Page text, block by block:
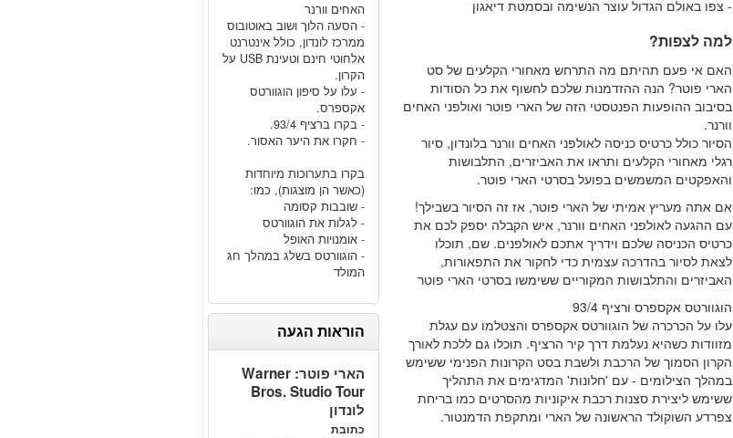
- צפו באולם הגדול עוצר הנשימה ובסמטת דיאגון
למה לצפות?
האם אי פעם תהיתם מה התרחש מאחורי הקלעים של סט
הארי פוטר? הנה ההזדמנות שלכם לחשוף את כל הסודות
בסיבוב ההופעות הפנטסטי הזה של הארי פוטר ואולפני האחים
וורנר.
הסיור כולל כרטיס כניסה לאולפני האחים וורנר בלונדון, סיור
רגלי מאחורי הקלעים ותראו את האביזרים, התלבושות
והאפקטים המשמשים בפועל בסרטי הארי פוטר.
אם אתה מעריץ אמיתי של הארי פוטר, אז זה הסיור בשבילך!
עם ההגעה לאולפני האחים וורנר, איש הקבלה יספק לכם את
כרטיס הכניסה שלכם וידריך אתכם לאולפנים. שם, תוכלו
לצאת לסיור בהדרכה עצמית כדי לחקור את התפאורות,
האביזרים והתלבושות המקוריים ששימשו בסרטי הארי פוטר
הוגוורטס אקספרס ורציף 93/4
עלו על הכרכרה של הוגוורטס אקספרס והצטלמו עם עגלת
מזוודות כשהיא נעלמת דרך קיר הרציף. תוכלו גם ללכת לאורך
הקרון הסמוך של הרכבת ולשבת בסט הקרונות הפנימי ששימש
במהלך הצילומים - עם 'חלונות' המדגימים את התהליך
ששימש ליצירת סצנות רכבת איקוניות מהסרטים כמו בריחת
צפרדע השוקולד הראשונה של הארי ומתקפת הדמנטור.
האחים וורנר
- הסעה הלוך ושוב באוטובוס
ממרכז לונדון, כולל אינטרנט
אלחוטי חינם וטעינת USB על
הקרון.
- עלו על סיפון הוגוורטס
אקספרס.
- בקרו ברציף 93/4.
- חקרו את היער האסור.
בקרו בתערוכות מיוחדות
(כאשר הן מוצגות), כמו:
- שובבות קסומה
- לגלות את הוגוורטס
- אומנויות האופל
- הוגוורטס בשלג במהלך חג
המולד
הוראות הגעה
הארי פוטר: Warner
Bros. Studio Tour
לונדון
כתובת